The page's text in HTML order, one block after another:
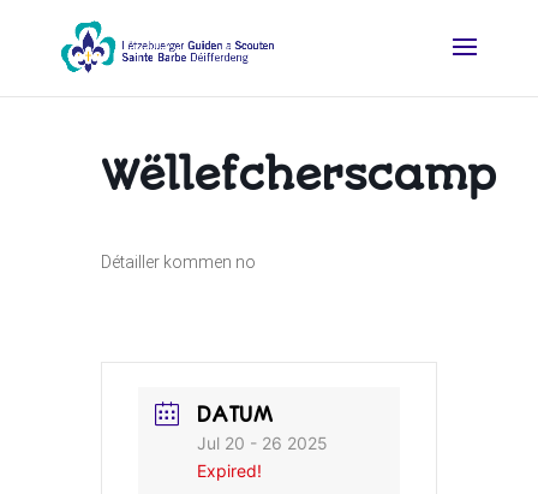
Wëllefcherscamp
Détailler kommen no
DATUM
Jul 20 - 26 2025
Expired!